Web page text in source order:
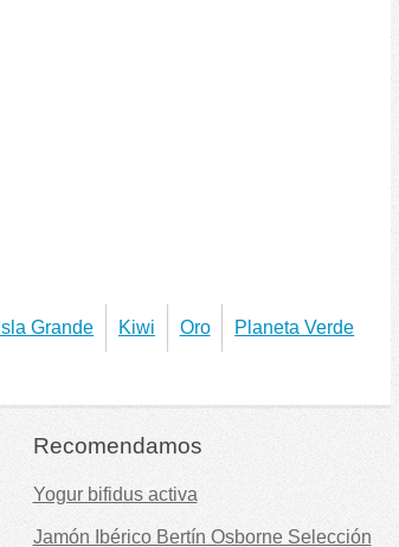
Isla Grande Kiwi Oro Planeta Verde
Recomendamos
Yogur bifidus activa
Jamón Ibérico Bertín Osborne Selección